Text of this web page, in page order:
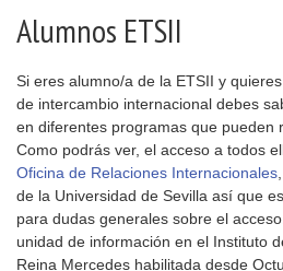
Alumnos ETSII
Si eres alumno/a de la ETSII y
de intercambio internacional debes
en diferentes programas que pueden
Como podrás ver, el acceso a todos
Oficina de Relaciones Internacionales
de la Universidad de Sevilla así que
para dudas generales sobre el
unidad de información en el Instituto
Reina Mercedes habilitada desde